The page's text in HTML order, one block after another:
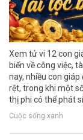
Xem tử vi 12 con
biến về công việc,
nay, nhiều con
rệt, trong khi một
thị phi có thể phát
Cuộc sống xanh